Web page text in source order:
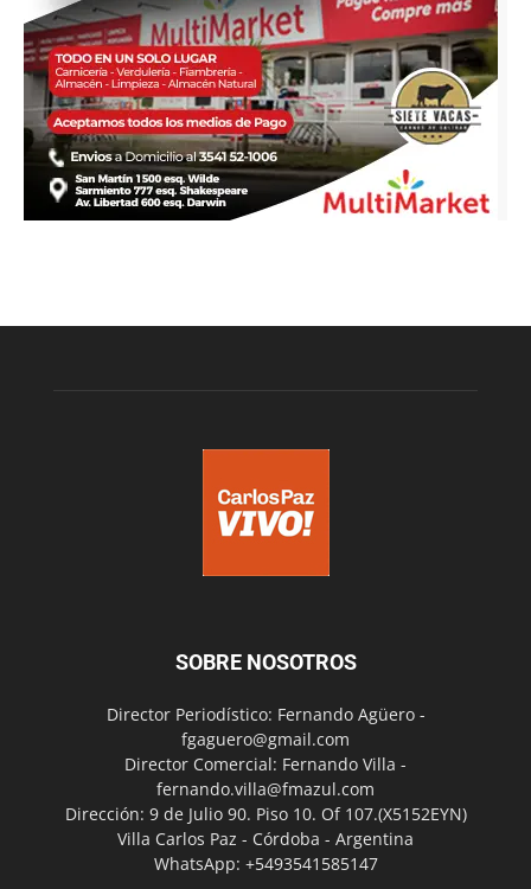
SOBRE NOSOTROS
Director Periodístico: Fernando Agüero -
fgaguero@gmail.com
Director Comercial: Fernando Villa -
fernando.villa@fmazul.com
Dirección: 9 de Julio 90. Piso 10. Of 107.(X5152EYN)
Villa Carlos Paz - Córdoba - Argentina
WhatsApp: +5493541585147